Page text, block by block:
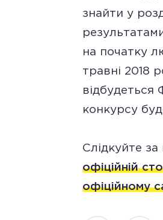
знайти у
на початку
травні 2018
відбудеться
конкурсу
Слідкуйте
офіційній
офіційному